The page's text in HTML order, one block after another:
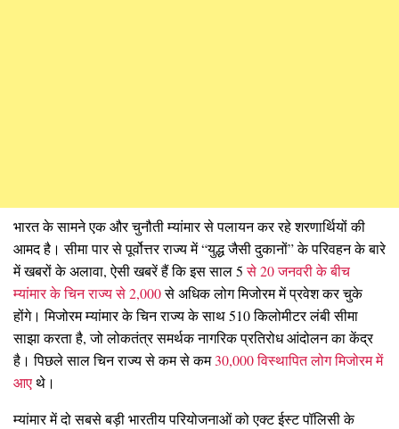
भारत के सामने एक और चुनौती म्यांमार से पलायन कर रहे शरणार्थियों की
आमद है। सीमा पार से पूर्वोत्तर राज्य में “युद्ध जैसी दुकानों” के परिवहन के बारे
में खबरों के अलावा, ऐसी खबरें हैं कि इस साल 5से 20 जनवरी के बीच
म्यांमार के चिन राज्य से 2,000से अधिक लोग मिजोरम में प्रवेश कर चुके
होंगे। मिजोरम म्यांमार के चिन राज्य के साथ 510 किलोमीटर लंबी सीमा
साझा करता है, जो लोकतंत्र समर्थक नागरिक प्रतिरोध आंदोलन का केंद्र
है। पिछले साल चिन राज्य से कम से कम30,000 विस्थापित लोग मिजोरम में
आएथे।
म्यांमार में दो सबसे बड़ी भारतीय परियोजनाओं को एक्ट ईस्ट पॉलिसी के